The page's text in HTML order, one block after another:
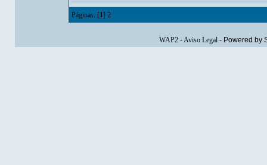
Páginas: [1] 2
WAP2-Aviso Legal- Powered by